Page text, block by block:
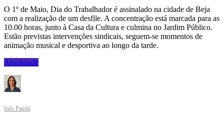
O 1º de Maio, Dia do Trabalhador é assinalado na cidade de Beja
com a realização de um desfile. A concentração está marcada para as
10.00 horas, junto à Casa da Cultura e culmina no Jardim Público.
Estão previstas intervenções sindicais, seguem-se momentos de
animação musical e desportiva ao longo da tarde.
Atualidade
Inês Patola